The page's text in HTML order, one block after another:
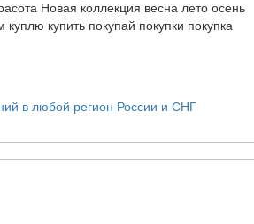
Новая коллекция весна лето осень
купить покупай покупки покупка